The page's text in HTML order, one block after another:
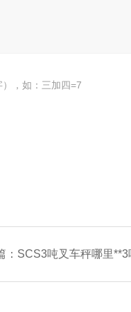
，如：三加四=7
： SCS3吨叉车秤哪里**3吨